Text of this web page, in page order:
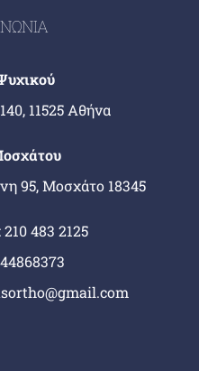
11525 Αθήνα
95, Μοσχάτο 18345
210 483 2125